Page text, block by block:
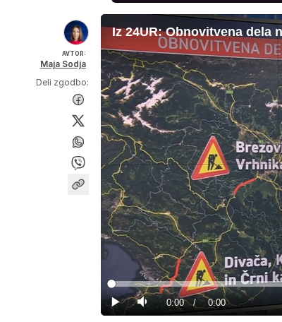
AVTOR:
Maja Sodja
Deli zgodbo:
Iz 24UR: Obnovitvena dela
PredvajajTiho Current
0:00 / Duration
0:00
Loaded:
0%